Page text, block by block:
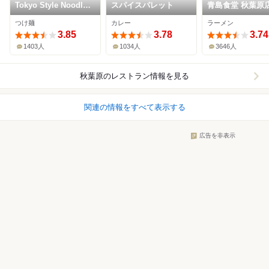
Tokyo Style Noodle
ほたて日和
つけ麺
3.85
1403人
スパイスパレット
カレー
3.78
1034人
青島食堂 秋葉原
ラーメン
3.74
3646人
秋葉原のレストラン情報を見る
関連の情報をすべて表示する
広告を非表示